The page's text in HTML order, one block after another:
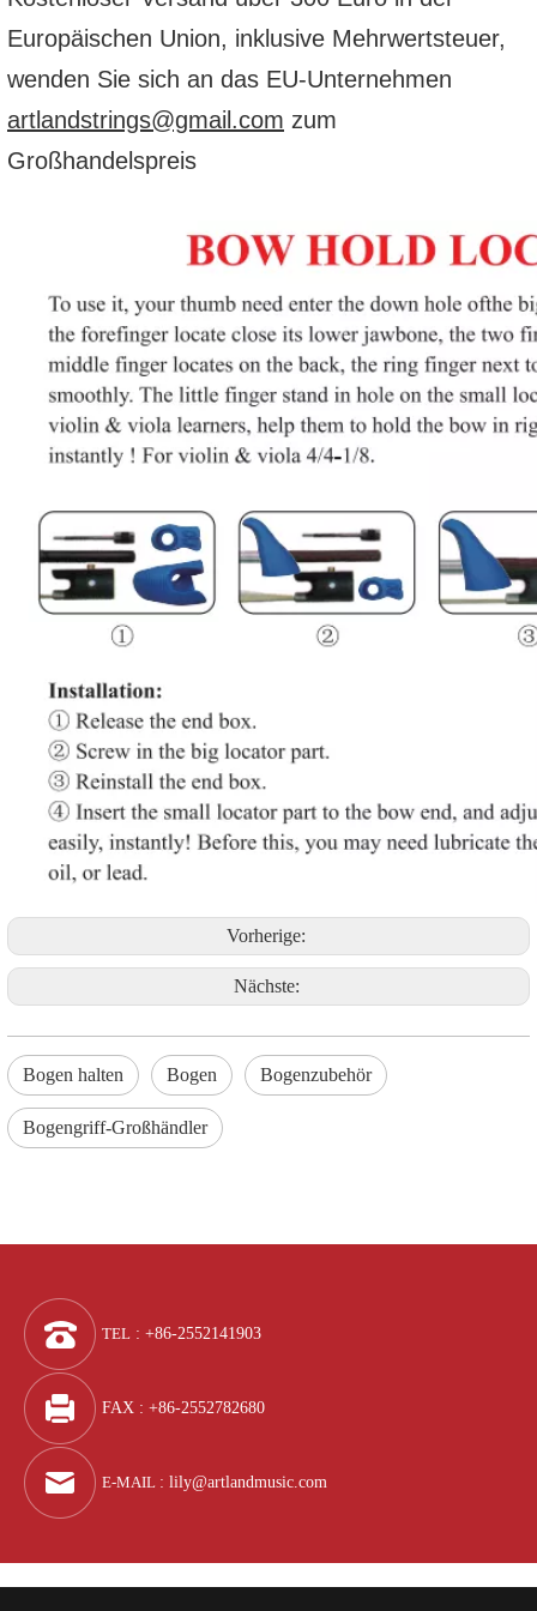
Europäischen Union, inklusive Mehrwertsteuer,
wenden Sie sich an das EU-Unternehmen
artlandstrings@gmail.com zum
Großhandelspreis
Vorherige:
Nächste:
Bogen halten Bogen Bogenzubehör
Bogengriff-Großhändler
TEL : +86-2552141903
FAX : +86-2552782680
E-MAIL : lily@artlandmusic.com